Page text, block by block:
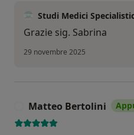
Studi Medici
Grazie sig. Sabrina
29 novembre 2025
Matteo Bertolini